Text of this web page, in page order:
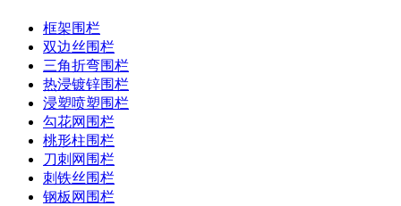
框架围栏
双边丝围栏
三角折弯围栏
热浸镀锌围栏
浸塑喷塑围栏
勾花网围栏
桃形柱围栏
刀刺网围栏
刺铁丝围栏
钢板网围栏